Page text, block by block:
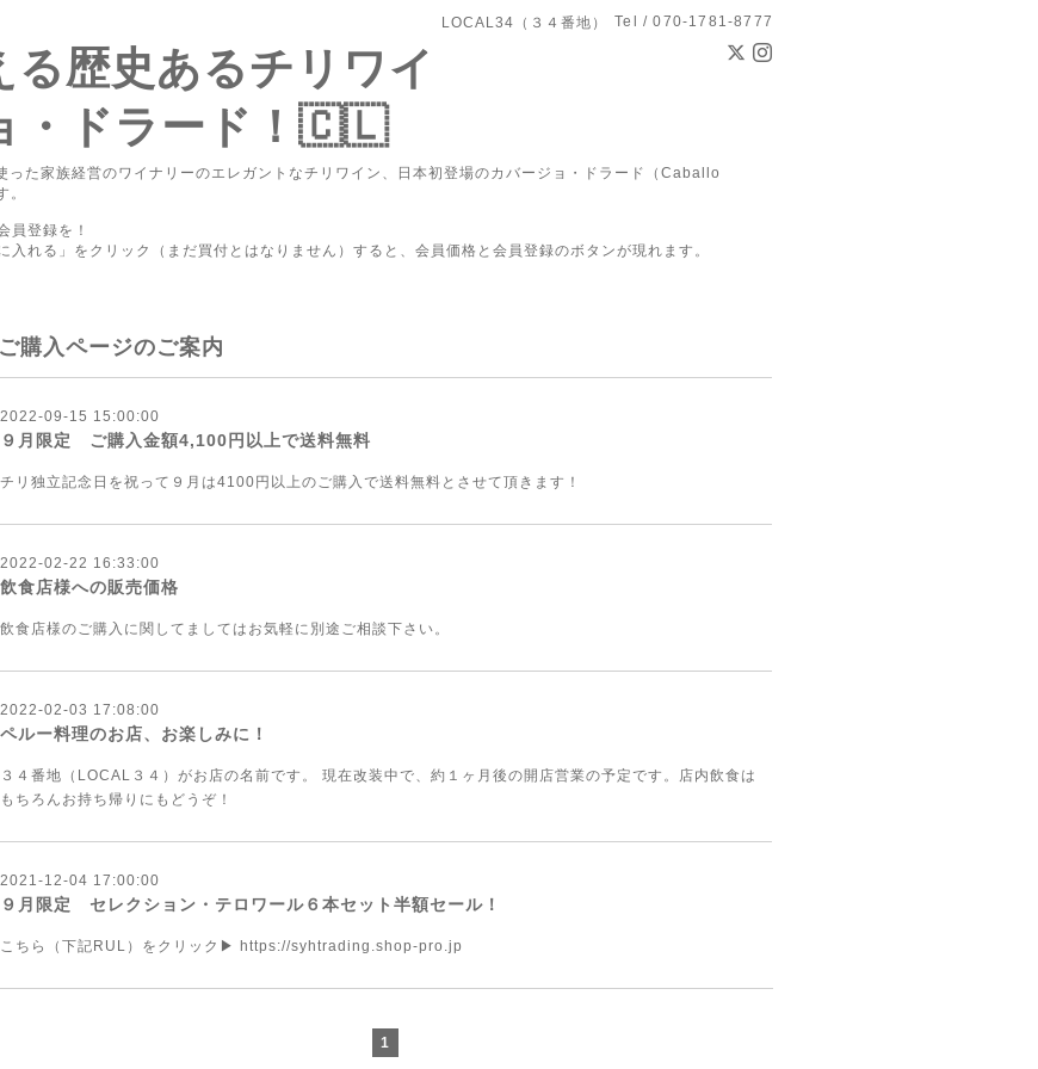
LOCAL34（３４番地） Tel / 070-1781-8777
る歴史あるチリワイ
・ドラード！🇨🇱
った家族経営のワイナリーのエレガントなチリワイン、日本初登場のカバージョ・ドラード（Caballo
。
員登録を！
入れる」をクリック（まだ買付とはなりません）すると、会員価格と会員登録のボタンが現れます。
ご購入ページのご案内
2022-09-15 15:00:00
９月限定 ご購入金額4,100円以上で送料無料
チリ独立記念日を祝って９月は4100円以上のご購入で送料無料とさせて頂きます！
2022-02-22 16:33:00
飲食店様への販売価格
飲食店様のご購入に関してましてはお気軽に別途ご相談下さい。
2022-02-03 17:08:00
ペルー料理のお店、お楽しみに！
３４番地（LOCAL３４）がお店の名前です。 現在改装中で、約１ヶ月後の開店営業の予定です。店内飲食は
もちろんお持ち帰りにもどうぞ！
2021-12-04 17:00:00
９月限定 セレクション・テロワール６本セット半額セール！
こちら（下記RUL）を クリック▶ https://syhtrading.shop-pro.jp
1